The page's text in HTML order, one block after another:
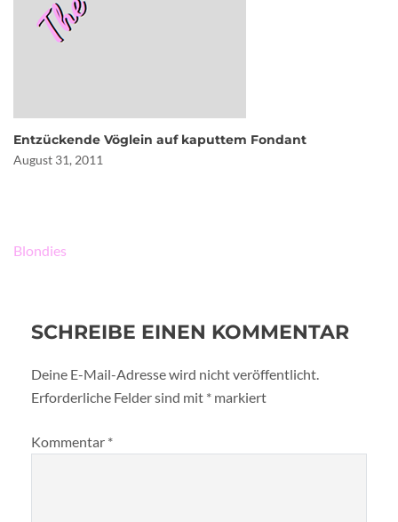
Entzückende Vöglein auf kaputtem Fondant
August 31, 2011
Beitragsnavigation
Blondies
SCHREIBE EINEN KOMMENTAR
Deine E-Mail-Adresse wird nicht veröffentlicht.
Erforderliche Felder sind mit * markiert
Kommentar *